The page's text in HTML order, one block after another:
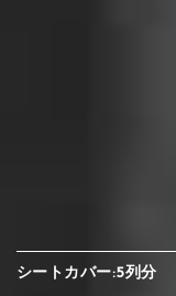
シートカバー:5列分